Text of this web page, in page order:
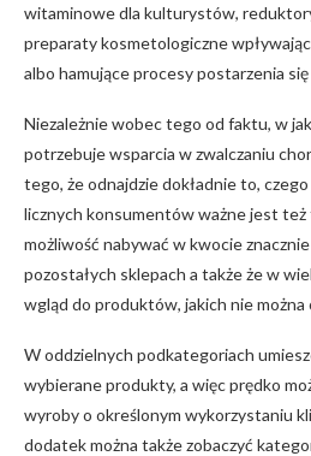
witaminowe dla kulturystów,
preparaty kosmetologiczne
albo hamujące procesy postarzenia
Niezależnie wobec tego od faktu, w
potrzebuje wsparcia w zwalczaniu
tego, że odnajdzie dokładnie to,
licznych konsumentów ważne jest też
możliwość nabywać w kwocie
pozostałych sklepach a także że w
wgląd do produktów, jakich nie można
W oddzielnych podkategoriach
wybierane produkty, a więc prędko
wyroby o określonym wykorzystaniu
dodatek można także zobaczyć